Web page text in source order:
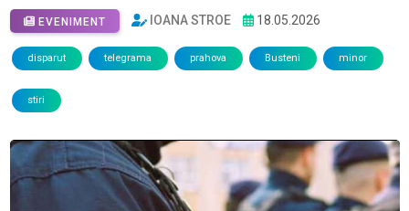
EVENIMENT IOANA STROE 18.05.2026
disparut telegrama prahova Busteni minor
stiri